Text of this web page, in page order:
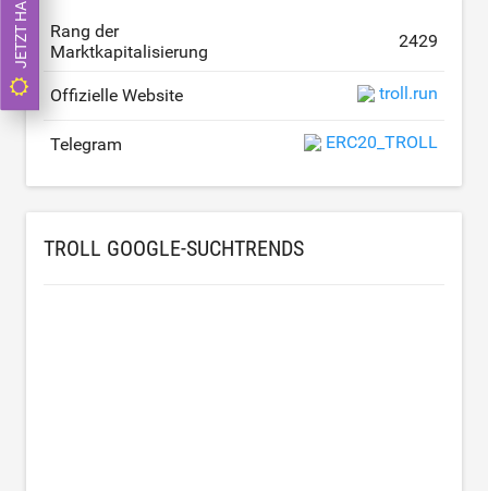
Rang der
Marktkapitalisierung
2429
Offizielle Website troll.run
Telegram ERC20_TROLL
TROLL GOOGLE-SUCHTRENDS